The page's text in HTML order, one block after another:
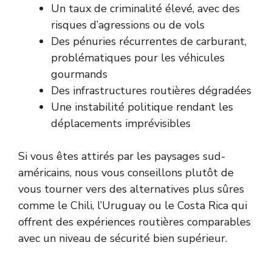
Un taux de criminalité élevé, avec des
risques d’agressions ou de vols
Des pénuries récurrentes de carburant,
problématiques pour les véhicules
gourmands
Des infrastructures routières dégradées
Une instabilité politique rendant les
déplacements imprévisibles
Si vous êtes attirés par les paysages sud-
américains, nous vous conseillons plutôt de
vous tourner vers des alternatives plus sûres
comme le Chili, l’Uruguay ou le Costa Rica qui
offrent des expériences routières comparables
avec un niveau de sécurité bien supérieur.